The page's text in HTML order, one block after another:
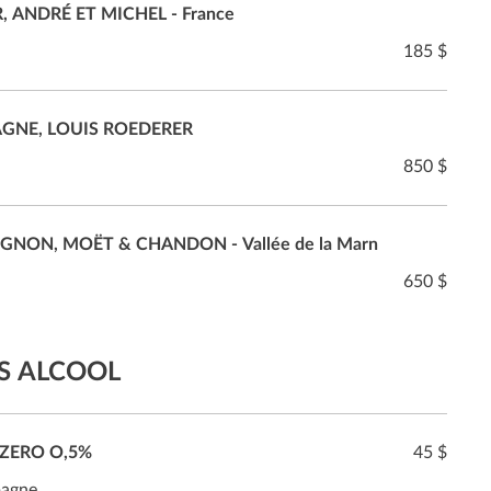
ANDRÉ ET MICHEL - France
185 $
LOUIS ROEDERER
850 $
MOËT & CHANDON - Vallée de la Marn
650 $
ALCOOL
O,5% 45 $